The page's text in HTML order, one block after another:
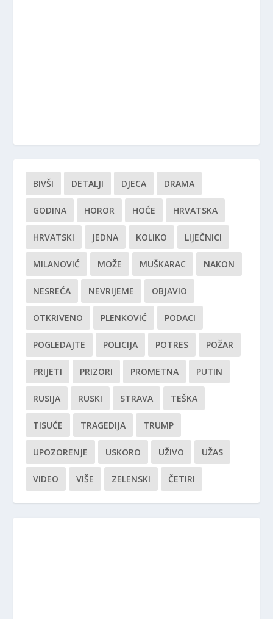
BIVŠI DETALJI DJECA DRAMA
GODINA HOROR HOĆE HRVATSKA
HRVATSKI JEDNA KOLIKO LIJEČNICI
MILANOVIĆ MOŽE MUŠKARAC NAKON
NESREĆA NEVRIJEME OBJAVIO
OTKRIVENO PLENKOVIĆ PODACI
POGLEDAJTE POLICIJA POTRES POŽAR
PRIJETI PRIZORI PROMETNA PUTIN
RUSIJA RUSKI STRAVA TEŠKA
TISUĆE TRAGEDIJA TRUMP
UPOZORENJE USKORO UŽIVO UŽAS
VIDEO VIŠE ZELENSKI ČETIRI